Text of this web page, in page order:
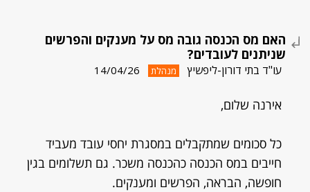
האם מס הכנסה גובה מס על מענקים והפרשים
שניתנים לעובדים?
עו"ד בתי דורון-ליפשיץ מנהלת 14/04/26
אירנה שלום,
כל סכומים שמתקבלים במסגרת יחסי עובד מעביד
חייבים במס הכנסה כהכנסה משכר. גם תשלומים בגין
חופשה, הבראה, הפרשים ומענקים.